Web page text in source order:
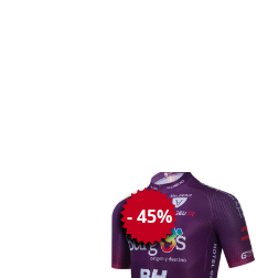
- 45%